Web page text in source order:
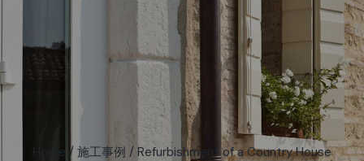
FR
ES
EN
DE
Home / 施工事例 / Refurbishment of a Country House